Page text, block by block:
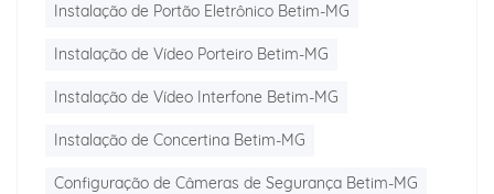
Instalação de Portão Eletrônico Betim-MG
Instalação de Vídeo Porteiro Betim-MG
Instalação de Vídeo Interfone Betim-MG
Instalação de Concertina Betim-MG
Configuração de Câmeras de Segurança Betim-MG